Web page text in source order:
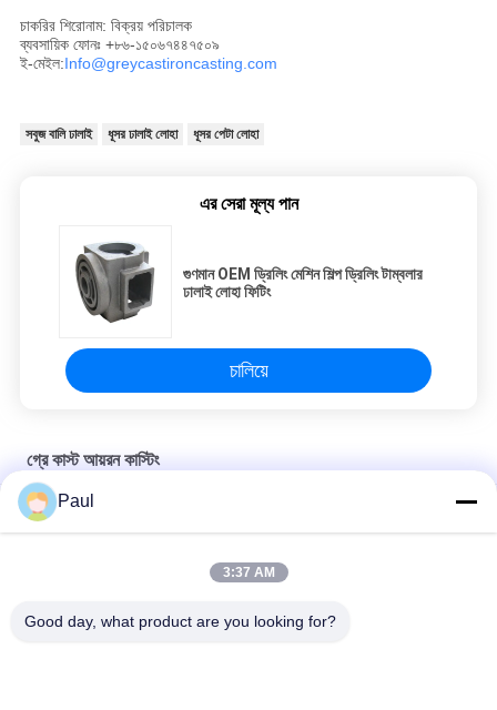
চাকরির শিরোনাম: বিক্রয় পরিচালক
ব্যবসায়িক ফোনঃ +৮৬-১৫০৬৭৪৪৭৫০৯
ই-মেইল:Info@greycastironcasting.com
সবুজ বালি ঢালাই ধূসর ঢালাই লোহা ধূসর পেটা লোহা
এর সেরা মূল্য পান
গুণমান OEM ড্রিলিং মেশিন শিল্প ড্রিলিং টাম্বলার
ঢালাই লোহা ফিটিং
চালিয়ে
গ্রে কাস্ট আয়রন কাস্টিং
EN-GJL-300 ধূসর লোহা স্যান্ড কাস্টিং মোটর এন্ড কভার
Paul
3:37 AM
Good day, what product are you looking for?